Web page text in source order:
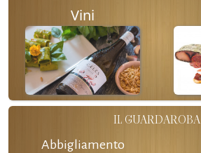
Vini
IL GUARDAROBA
Abbigliamento